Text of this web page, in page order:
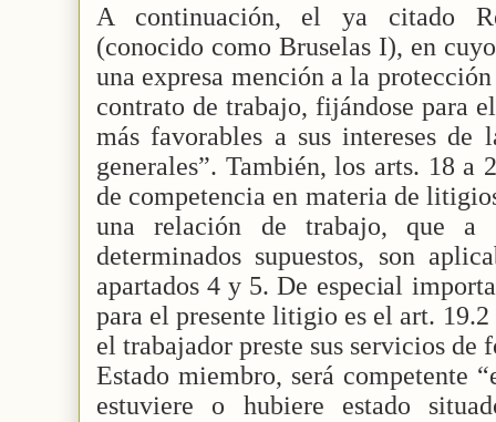
A continuación, el ya citado
(conocido como Bruselas I), en
una expresa mención a la
contrato de trabajo, fijándose para
más favorables a sus intereses de
generales”. También, los arts. 18 a
de competencia en materia de
una relación de trabajo, que a
determinados supuestos, son
apartados 4 y 5. De especial
para el presente litigio es el art.
el trabajador preste sus servicios de
Estado miembro, será competente
estuviere o hubiere estado